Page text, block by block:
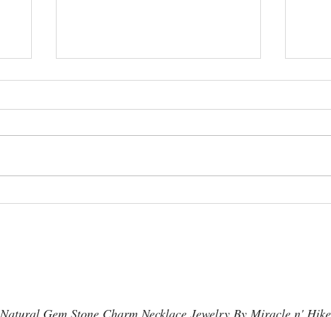
巡りくるくる整えたら７ｃｍ
３